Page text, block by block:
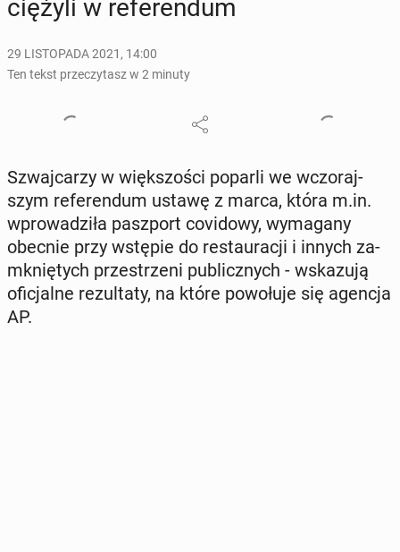
cię­ży­li w re­fe­ren­dum
29 LISTOPADA 2021, 14:00
Ten tekst przeczytasz w 2 minuty
Szwaj­ca­rzy w więk­szo­ści poparli we wczo­raj­
szym re­fe­ren­dum ustawę z marca, która m.in.
wpro­wa­dzi­ła pasz­port co­vi­do­wy, wy­ma­ga­ny
obecnie przy wstępie do re­stau­ra­cji i innych za­
mknię­tych prze­strze­ni pu­blicz­nych - wska­zu­ją
ofi­cjal­ne re­zul­ta­ty, na które po­wo­łu­je się agencja
AP.